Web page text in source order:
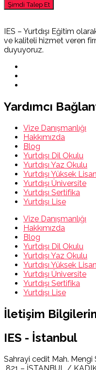
Şimdi Talep Et
IES – Yurtdışı Eğitim
ve kaliteli hizmet veren
duyuyoruz.
Yardımcı
Vize Danışmanlığı
Hakkımızda
Blog
Yurtdışı Dil Okulu
Yurtdışı Yaz Okulu
Yurtdışı Yüksek
Yurtdışı Üniversite
Yurtdışı Sertifika
Yurtdışı Lise
Vize Danışmanlığı
Hakkımızda
Blog
Yurtdışı Dil Okulu
Yurtdışı Yaz Okulu
Yurtdışı Yüksek
Yurtdışı Üniversite
Yurtdışı Sertifika
Yurtdışı Lise
İletişim
IES - İstanbul
Sahrayi cedit Mah.
821 – İSTANBUL /